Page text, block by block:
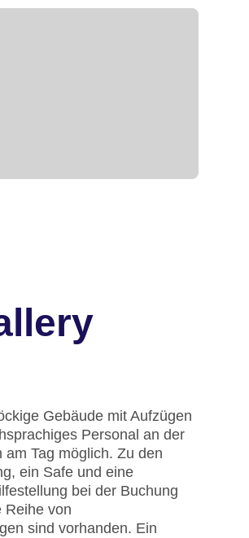
Gebäude mit Aufzügen
Personal an der
Tag möglich. Zu den
ein Safe und eine
bei der Buchung
Reihe von
sind vorhanden. Ein